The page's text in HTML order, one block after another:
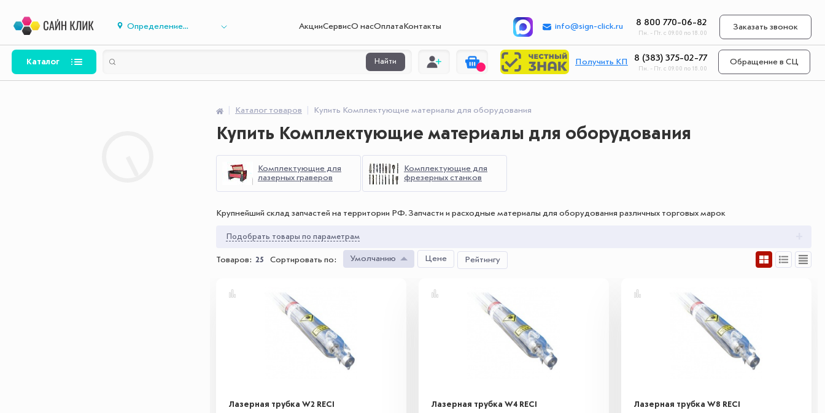
Определение... АкцииСервисО насОплата Контакты info@sign-click.ru 8 800 770-06-82
Пн. - Пт. с 09.00 по 18.00
Заказать звонок
Каталог Найти Получить КП 8 (383) 375-02-77
Пн. - Пт. с 09.00 по 18.00
Обращение в СЦ
Каталог товаров Купить Комплектующие материалы для оборудования
Купить Комплектующие материалы для оборудования
Комплектующие для
лазерных граверов
Комплектующие для
фрезерных станков
Крупнейший склад запчастей на территории РФ. Запчасти и расходные материалы для оборудования различных торговых марок
Подобрать товары по параметрам
Товаров: 25 Сортировать по: Умолчанию Цене Рейтингу
Лазерная трубка W2 RECI Лазерная трубка W4 RECI Лазерная трубка W8 RECI